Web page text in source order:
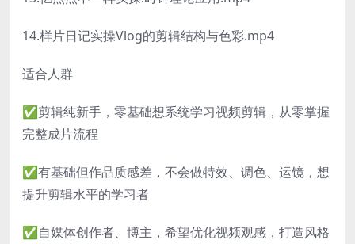
14.样片日记实操Vlog的剪辑结构与色彩.mp4
适合人群
✅剪辑纯新手，零基础想系统学习视频剪辑，从零掌握
完整成片流程
✅有基础但作品质感差，不会做特效、调色、运镜，想
提升剪辑水平的学习者
✅自媒体创作者、博主，希望优化视频观感，打造风格